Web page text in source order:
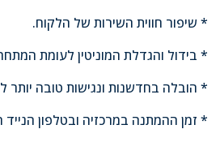
* שיפור חווית השירות של הלקוח.
* בידול והגדלת המוניטין לעומת
* הובלה בחדשנות ונגישות טובה יותר
* זמן ההמתנה במרכזיה ובטלפון הנייד